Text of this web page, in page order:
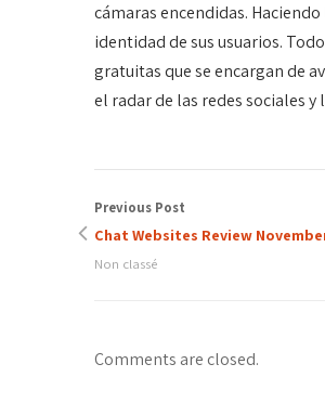
cámaras encendidas.
identidad de sus usuarios.
gratuitas que se encargan de
el radar de las redes sociales
Previous Post
Chat Websites Review
Non classé
Comments are closed.